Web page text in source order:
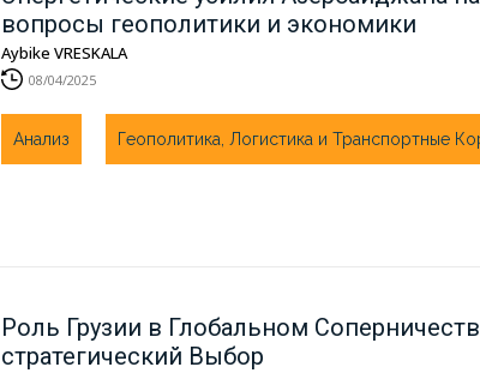
вопросы геополитики и экономики
Aybike VRESKALA
08/04/2025
Анализ Геополитика, Логистика и Транспортные
Роль Грузии в Глобальном
стратегический Выбор